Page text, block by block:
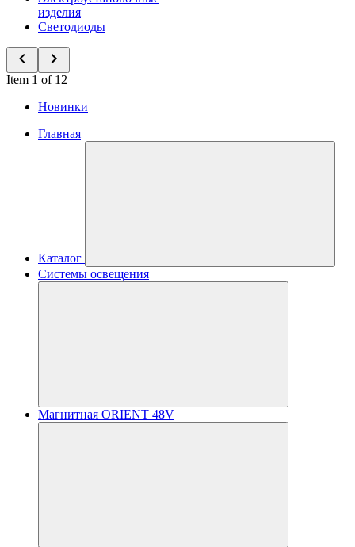
изделия
Светодиоды
Item 1 of 12
Новинки
Главная
Каталог
Системы освещения
Магнитная ORIENT 48V